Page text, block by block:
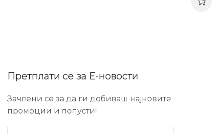
Претплати се за Е-новости
Зачлени се за да ги добиваш најновите
промоции и попусти!